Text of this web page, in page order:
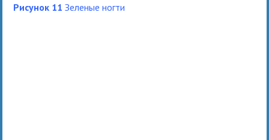
Рисунок 11 Зеленые ногти